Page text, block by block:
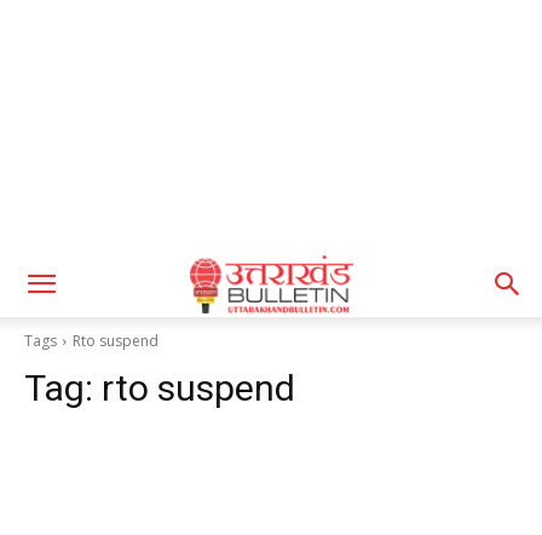
Tags Rto suspend
Tag: rto suspend